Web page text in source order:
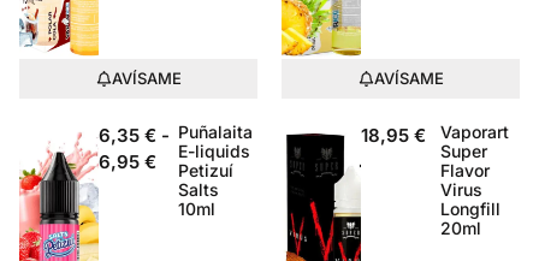
AVÍSAME AVÍSAME
6,35 € -
6,95 €
Puñalaita
E-liquids
Petizuí
Salts
10ml
18,95 €
Vaporart
Super
Flavor
Virus
Longfill
20ml